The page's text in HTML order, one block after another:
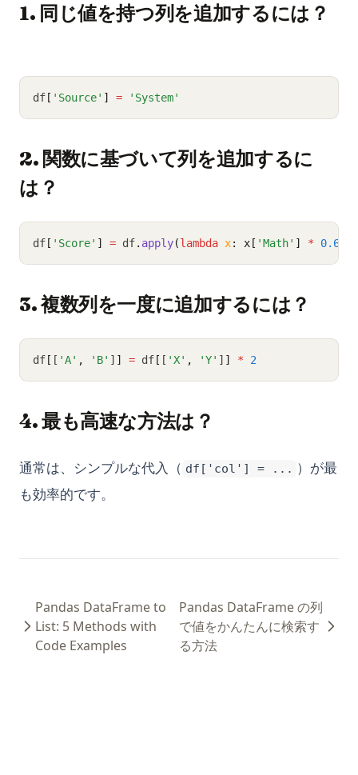
1. 同じ値を持つ列を追加するには？
df [ 'Source' ] = 'System'
2. 関数に基づいて列を追加するに
は？
df [ 'Score' ] = df. apply(lambda x: x[ 'Math' ] * 0.6
3. 複数列を一度に追加するには？
df [ [ 'A' , 'B' ] ] = df [ [ 'X' , 'Y' ] ] * 2
4. 最も高速な方法は？
通常は、シンプルな代入（ df['col'] = ... ）が最
も効率的です。
Pandas DataFrame to
List: 5 Methods with
Code Examples
Pandas DataFrame の列
で値をかんたんに検索す
る方法